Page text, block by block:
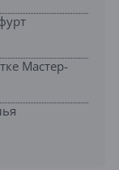
Мастер-